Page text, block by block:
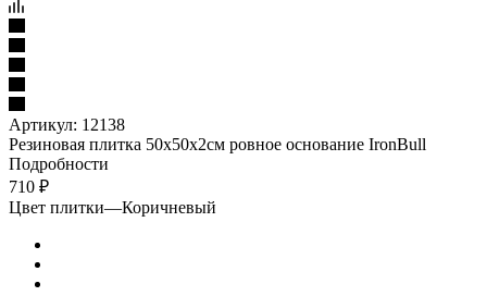
Артикул: 12138
Резиновая плитка 50х50х2см ровное основание IronBull
Подробности
710 ₽
Цвет плитки—Коричневый